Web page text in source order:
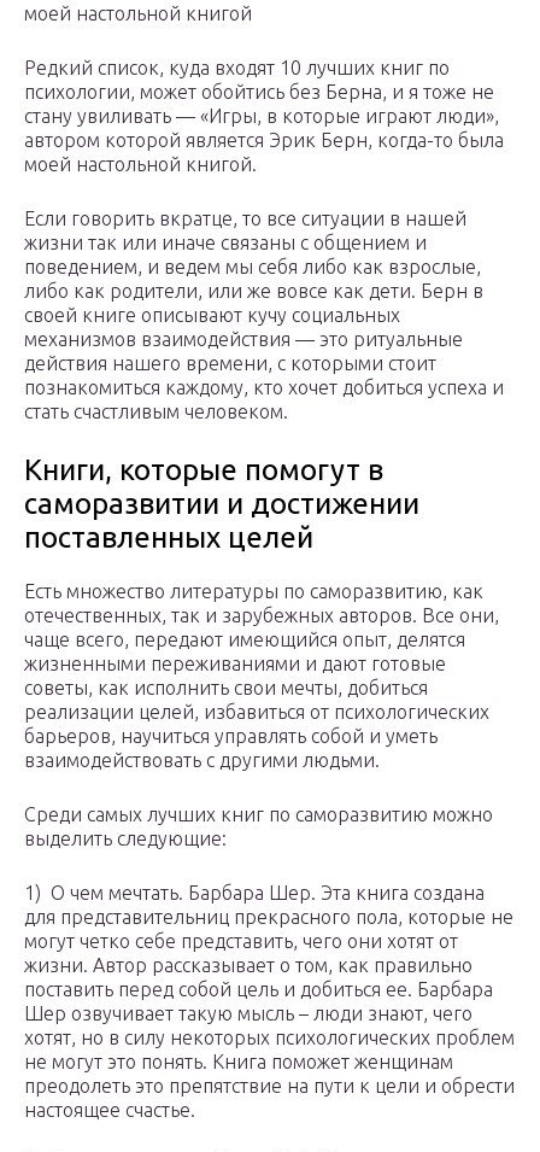
моей настольной книгой
Редкий список, куда входят 10 лучших книг по
психологии, может обойтись без Берна, и я тоже не
стану увиливать — «Игры, в которые играют люди»,
автором которой является Эрик Берн, когда-то была
моей настольной книгой.
Если говорить вкратце, то все ситуации в нашей
жизни так или иначе связаны с общением и
поведением, и ведем мы себя либо как взрослые,
либо как родители, или же вовсе как дети. Берн в
своей книге описывают кучу социальных
механизмов взаимодействия — это ритуальные
действия нашего времени, с которыми стоит
познакомиться каждому, кто хочет добиться успеха и
стать счастливым человеком.
Книги, которые помогут в
саморазвитии и достижении
поставленных целей
Есть множество литературы по саморазвитию, как
отечественных, так и зарубежных авторов. Все они,
чаще всего, передают имеющийся опыт, делятся
жизненными переживаниями и дают готовые
советы, как исполнить свои мечты, добиться
реализации целей, избавиться от психологических
барьеров, научиться управлять собой и уметь
взаимодействовать с другими людьми.
Среди самых лучших книг по саморазвитию можно
выделить следующие:
1) О чем мечтать. Барбара Шер. Эта книга создана
для представительниц прекрасного пола, которые не
могут четко себе представить, чего они хотят от
жизни. Автор рассказывает о том, как правильно
поставить перед собой цель и добиться ее. Барбара
Шер озвучивает такую мысль – люди знают, чего
хотят, но в силу некоторых психологических проблем
не могут это понять. Книга поможет женщинам
преодолеть это препятствие на пути к цели и обрести
настоящее счастье.